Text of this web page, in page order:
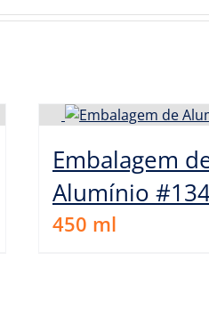
Embalagem
Alumínio
450 ml